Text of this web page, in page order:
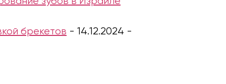
брекетов - 14.12.2024 -